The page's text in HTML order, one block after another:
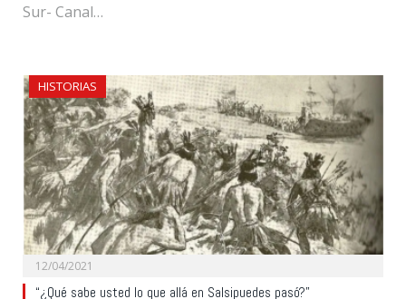
Sur- Canal…
HISTORIAS
12/04/2021
“¿Qué sabe usted lo que allá en Salsipuedes pasó?”